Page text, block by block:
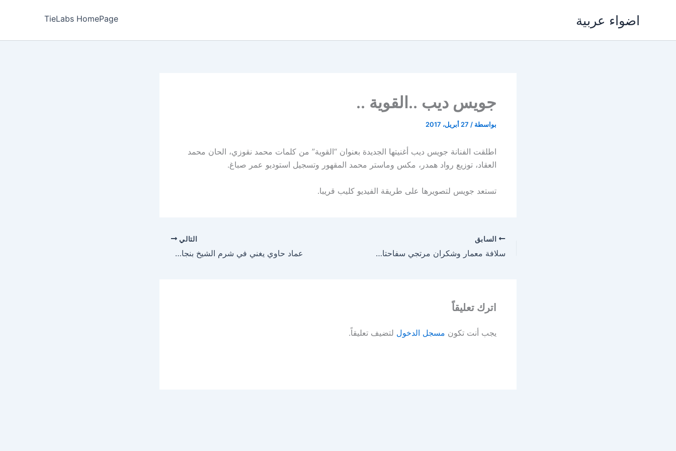
اضواء عربية TieLabs HomePage
جويس ديب ..القوية ..
بواسطة / 27 أبريل، 2017
اطلقت الفنانة جويس ديب أغنيتها الجديدة بعنوان “القوية” من كلمات محمد نقوزي، الحان محمد
العقاد، توزيع رواد همدر، مكس وماستر محمد المقهور وتسجيل استوديو عمر صباغ.
تستعد جويس لتصويرها على طريقة الفيديو كليب قريبا.
السابق
سلافة معمار وشكران مرتجي سفاحتان في ..وردة شامية .
التالي
عماد حاوي يغني في شرم الشيخ بنجاح كبير
اترك تعليقاً
يجب أنت تكون مسجل الدخول لتضيف تعليقاً.